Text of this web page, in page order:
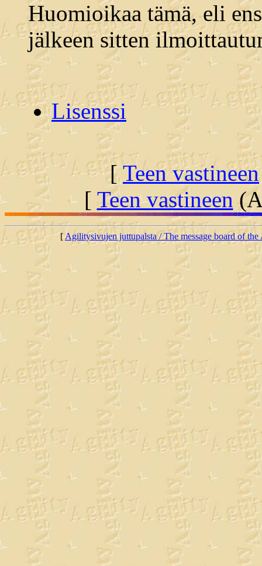
Huomioikaa tämä, eli
jälkeen sitten
Lisenssi
[Teen vastineen
[ Teen vastineen
[Agilitysivujen juttupalsta / The message board of